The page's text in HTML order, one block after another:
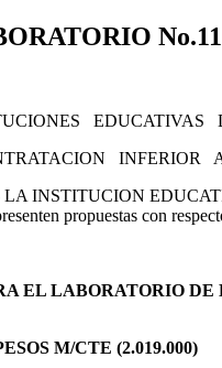
EDUCATIVAS
INFERIOR
LA INSTITUCION
propuestas con
EL LABORATORIO
M/CTE (2.019.000)